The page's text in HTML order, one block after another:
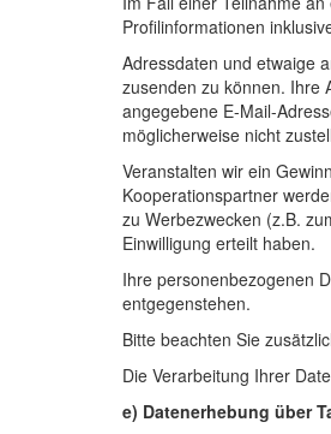
Profilinformationen
Adressdaten und etwaige
zusenden zu können. Ihre
angegebene E-Mail-
möglicherweise nicht
Veranstalten wir ein
Kooperationspartner
zu Werbezwecken (z.B.
Einwilligung erteilt haben.
Ihre personenbezogenen
entgegenstehen.
Bitte beachten Sie
Die Verarbeitung Ihrer
e) Datenerhebung über